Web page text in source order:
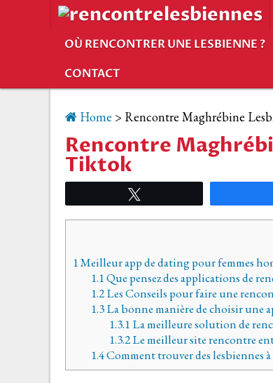
OÙ RENCONTRER UNE LESBIENNE ?
CONTACT
Home > Rencontre Maghrébine
Rencontre
Tiktok
1Meilleur app de dating pour femmes
1.1Que pensez des applications de
1.2Les Conseils pour faire une
1.3La bonne manière de choisir une
1.3.1 La meilleure solution de
1.3.2Le meilleur site rencontre
1.4Comment trouver des lesbiennes